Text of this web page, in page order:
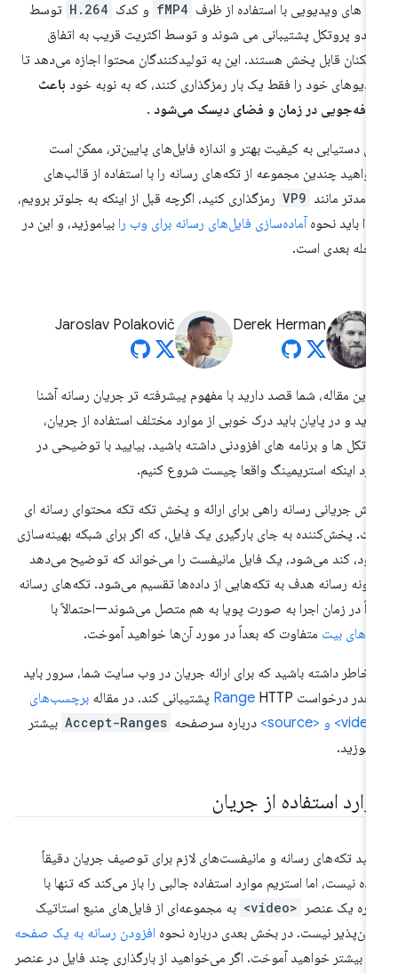
های ویدیویی با استفاده از ظرف fMP4 و کدک H.264 توسط
دو پروتکل پشتیبانی می شوند و توسط اکثریت قریب به اتفاق
قابل پخش هستند. این به تولیدکنندگان محتوا اجازه می‌دهد تا
خود را فقط یک بار رمزگذاری کنند، که به نوبه خودباعث
در زمان و فضای دیسک می‌شود.
دستیابی به کیفیت بهتر و اندازه فایل‌های پایین‌تر، ممکن است
چندین مجموعه از تکه‌های رسانه را با استفاده از قالب‌های
مانند VP9 رمزگذاری کنید، اگرچه قبل از اینکه به جلوتر برویم،
باید نحوهآماده‌سازی فایل‌های رسانه برای وب رابیاموزید، و این در
بعدی است.
Derek Herman
Jaroslav Polakovič
این مقاله، شما قصد دارید با مفهوم پیشرفته تر جریان رسانه آشنا
و در پایان باید درک خوبی از موارد مختلف استفاده از جریان،
ها و برنامه های افزودنی داشته باشید. بیایید با توضیحی در
اینکه استریمینگ واقعا چیست شروع کنیم.
جریانی رسانه راهی برای ارائه و پخش تکه تکه محتوای رسانه ای
پخش‌کننده به جای بارگیری یک فایل، که اگر برای شبکه بهینه‌سازی
کند می‌شود، یک فایل مانیفست را می‌خواند که توضیح می‌دهد
رسانه هدف به تکه‌هایی از داده‌ها تقسیم می‌شود. تکه‌های رسانه
در زمان اجرا به صورت پویا به هم متصل می‌شوند—احتمالاً با
بیت متفاوت که بعداً در مورد آن‌ها خواهید آموخت.
خاطر داشته باشید که برای ارائه جریان در وب سایت شما، سرور باید
هدر درخواست
RangeHTTP پشتیبانی کند. در مقاله
برچسب‌های
درباره سرصفحه Accept-Ranges بیشتر
استفاده از جریان
تکه‌های رسانه و مانیفست‌های لازم برای توصیف جریان دقیقاً
نیست، اما استریم موارد استفاده جالبی را باز می‌کند که تنها با
یک عنصر <video>
به مجموعه‌ای از فایل‌های منبع استاتیک
نیست. در بخش بعدی درباره نحوهافزودن رسانه به یک صفحه
بیشتر خواهید آموخت. اگر می‌خواهید از بارگذاری چند فایل در عنصر